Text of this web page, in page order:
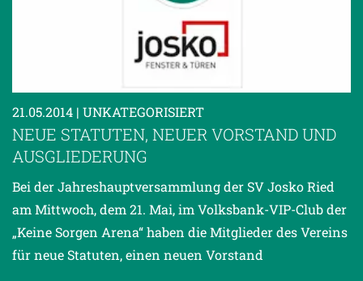
21.05.2014 | UNKATEGORISIERT
NEUE STATUTEN, NEUER VORSTAND UND
AUSGLIEDERUNG
Bei der Jahreshauptversammlung der SV Josko Ried
am Mittwoch, dem 21. Mai, im Volksbank-VIP-Club der
„Keine Sorgen Arena“ haben die Mitglieder des Vereins
für neue Statuten, einen neuen Vorstand